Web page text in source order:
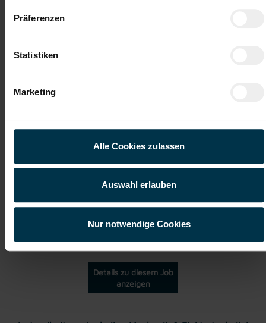
Präferenzen
Statistiken
Marketing
Alle Cookies zulassen
Auswahl erlauben
Nur notwendige Cookies
Pelletierer – Vollzeit - Jenbach (m/w/d)
ab EUR 14,70
Jenbach
Details zu diesem Job
anzeigen